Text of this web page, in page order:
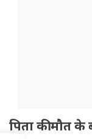
पिता की मौत